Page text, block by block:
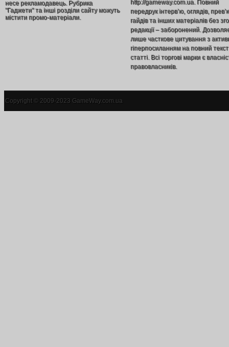
несе рекламодавець. Рубрика
"Гаджети" та інші розділи сайту можуть
містити промо-матеріали.
http://gameway.com.ua. Повний
передрук інтерв’ю, оглядів,
гайдів та інших матеріалів без
редакції – заборонений.
лише часткове цитування з
гіперпосиланням на повний текст
статті. Всі торгові марки є
правовласників.
Copyright © 2009-2023 GameWay.com.ua